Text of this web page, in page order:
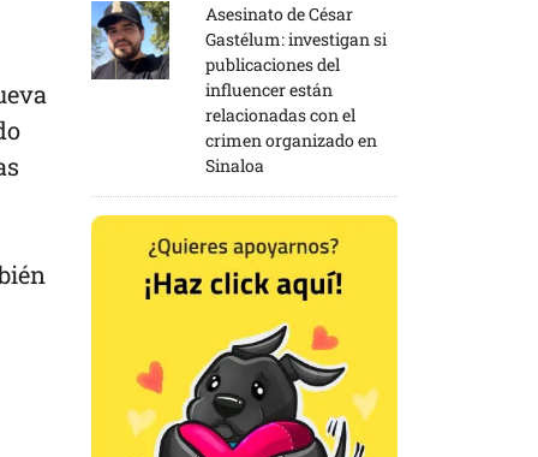
Asesinato de César
Gastélum: investigan si
publicaciones del
influencer están
relacionadas con el
crimen organizado en
Sinaloa